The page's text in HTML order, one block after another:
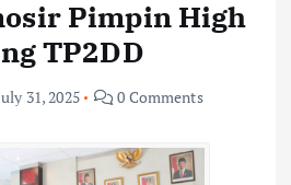
Pimpin High
TP2DD
31, 2025 0 Comments